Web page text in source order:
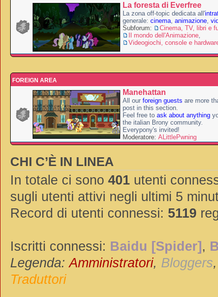
La foresta di Everfree
La zona off-topic dedicata all'
generale: cinema, animazione,
Subforum:
Cinema, TV, libri e
Il mondo dell'Animazione,
Videogiochi, console e
FOREIGN AREA
Manehattan
All our foreign guests are more
post in this section.
Feel free to ask about anything
the italian Brony community.
Everypony's invited!
Moderatore: ALittlePwning
CHI C’È IN LINEA
In totale ci sono 401 utenti
sugli utenti attivi negli ultimi 5
Record di utenti connessi: 5119
Iscritti connessi: Baidu [Spider] ,
Legenda:Amministratori, Bloggers
Traduttori